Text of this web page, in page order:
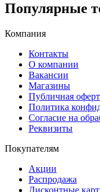
Популярные
Компания
Контакты
О компании
Вакансии
Магазины
Публичная
Политика
Согласие на
Реквизиты
Покупателям
Акции
Распродажа
Дисконтные